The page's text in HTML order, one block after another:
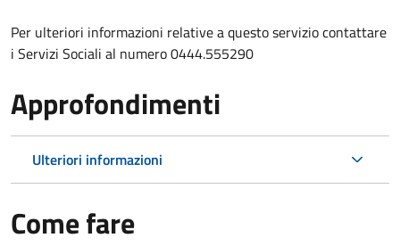
Per ulteriori informazioni relative a questo servizio contattare
i Servizi Sociali al numero 0444.555290
Approfondimenti
Ulteriori informazioni
Come fare